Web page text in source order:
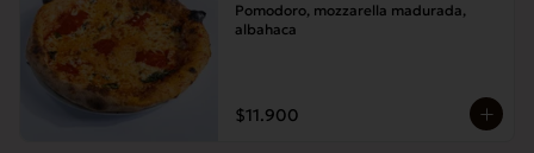
Pomodoro, mozzarella madurada,
albahaca
$11.900